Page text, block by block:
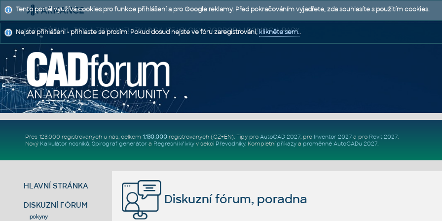
CAD FÓRUM - TIPY A TRIKY | UTILITY | DISKUZE | BLOKY | PODPORA | POMOC A RADY
Přes 123.000 registrovaných u nás, celkem 1.130.000registrovaných (CZ+EN). Tipy pro AutoCAD 2027, pro Inventor 2027a pro Revit 2027.
Nový Kalkulátor nosníků, Spirograf generátor a Regresní křivkyv sekci Převodníky. Kompletní příkazya proměnné AutoCADu 2027.
HLAVNÍ STRÁNKA
DISKUZNÍ FÓRUM
pokyny
Diskuzní fórum, poradna
Tento portál využívá cookies pro funkce přihlášení a pro Google reklamy. Před pokračováním vyjadřete, zda souhlasíte s použitím cookies.
Nejste přihlášeni - přihlaste se prosím. Pokud dosud nejste ve fóru zaregistrováni,klikněte sem..